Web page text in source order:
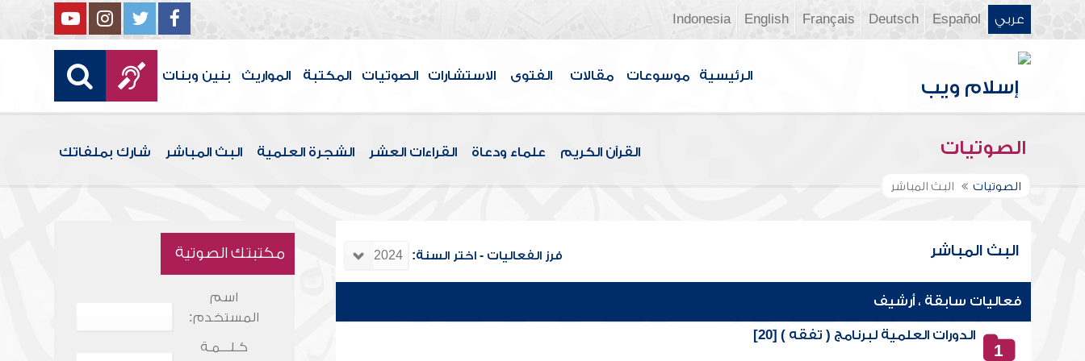
عربي Español
Deutsch
Français
English
Indonesia
الرئيسية موسوعات مقالات الفتوى الاستشارات الصوتيات المكتبة المواريث بنين وبنات
الصوتيات القرآن الكريم علماء ودعاة القراءات العشر الشجرة العلمية البث المباشر شارك بملفاتك
الصوتيات البث المباشر
البث المباشر فرز الفعاليات - اختر السنة:
فعاليات سابقة ، أرشيف
1
الدورات العلمية لبرنامج ( تفقه ) [20]
مكتبتك الصوتية
اسم
المستخدم:
كـلـــمـة